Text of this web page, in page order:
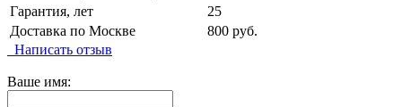
Гарантия, лет
25
Доставка по Москве
800 руб.
Написать отзыв
Ваше имя: